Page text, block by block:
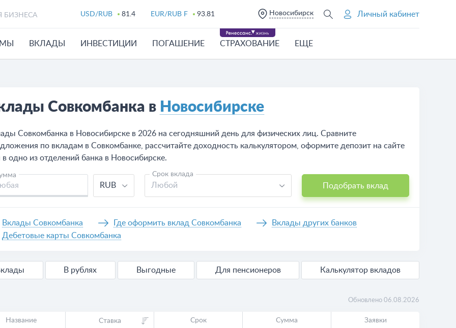
БИЗНЕСА USD/RUB 81.4 EUR/RUB F 93.81 Новосибирск Личный кабинет
ВКЛАДЫ ИНВЕСТИЦИИ ПОГАШЕНИЕ СТРАХОВАНИЕ ЕЩЕ
Совкомбанка в Новосибирске
Совкомбанка в Новосибирске в 2026 на сегодняшний день для физических лиц. Сравните
по вкладам в Совкомбанке, рассчитайте доходность калькулятором, оформите депозит на сайте
в одно из отделений банка в Новосибирске.
RUB
Срок вклада
Любой Подобрать вклад
Вклады Совкомбанка Где оформить вклад Совкомбанка
Вклады других банков
Дебетовые карты Совкомбанка
Вклады В рублях Выгодные Для пенсионеров Калькулятор вкладов
Обновлено 06.08.2026
Название Ставка Срок Сумма Заявки